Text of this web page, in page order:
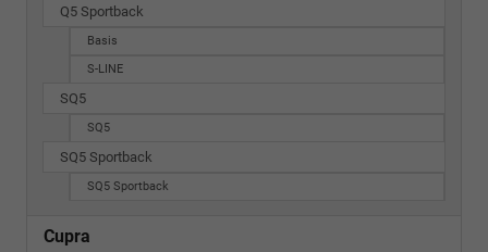
Q5 Sportback
Basis
S-LINE
SQ5
SQ5
SQ5 Sportback
SQ5 Sportback
Cupra